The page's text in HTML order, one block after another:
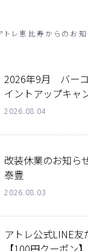
トレ恵比寿 からのお知
2026年9月 バー
イントアップキャ
2026.08.04
改装休業のお知ら
泰豊
2026.08.03
アトレ公式LINE友